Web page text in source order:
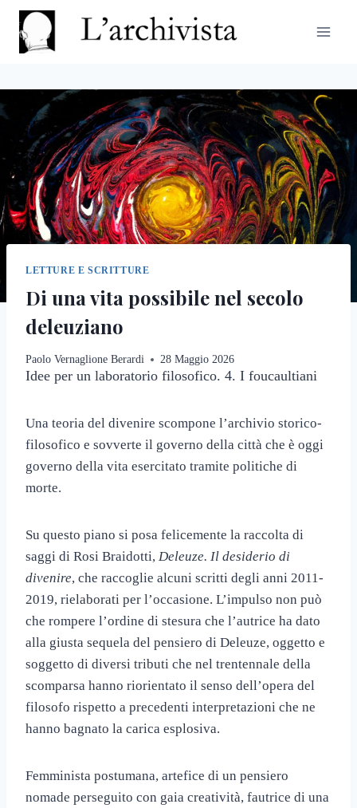
Salta
contenuto
LETTURE E SCRITTURE
Di una vita possibile nel secolo
deleuziano
Paolo Vernaglione Berardi 28 Maggio 2026
Idee per un laboratorio filosofico. 4. I foucaultiani
Una teoria del divenire scompone l’archivio storico-
filosofico e sovverte il governo della città che è oggi
governo della vita esercitato tramite politiche di
morte.
Su questo piano si posa felicemente la raccolta di
saggi di Rosi Braidotti, Deleuze. Il desiderio di
divenire, che raccoglie alcuni scritti degli anni 2011-
2019, rielaborati per l’occasione. L’impulso non può
che rompere l’ordine di stesura che l’autrice ha dato
alla giusta sequela del pensiero di Deleuze, oggetto e
soggetto di diversi tributi che nel trentennale della
scomparsa hanno riorientato il senso dell’opera del
filosofo rispetto a precedenti interpretazioni che ne
hanno bagnato la carica esplosiva.
Femminista postumana, artefice di un pensiero
nomade perseguito con gaia creatività, fautrice di una